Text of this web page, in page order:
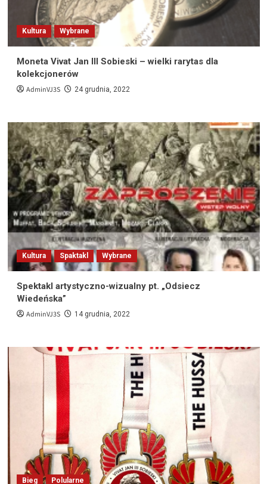
Kultura Wybrane
Moneta Vivat Jan III Sobieski – wielki rarytas dla
kolekcjonerów
AdminVJ3S 24 grudnia, 2022
Kultura Spaktakl Wybrane
Spektakl artystyczno-wizualny pt. „Odsiecz
Wiedeńska”
AdminVJ3S 14 grudnia, 2022
Bieg Polularne